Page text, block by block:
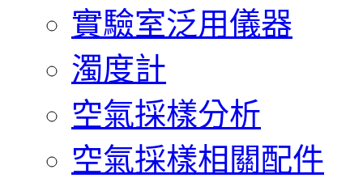
實驗室泛用儀器
濁度計
空氣採樣分析
空氣採樣相關配件